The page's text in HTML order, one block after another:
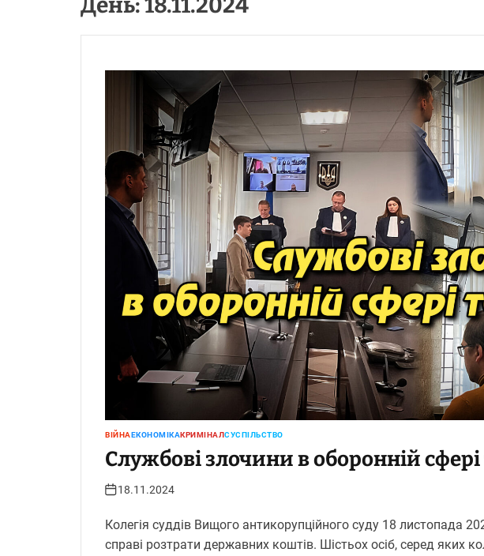
незаконному
збагаченні.
кордон.
ВІЙНАЕКОНОМІКАКРИМІНАЛСУСПІЛЬСТВО
Службові злочини в оборонній сфері
18.11.2024
Колегія суддів Вищого антикорупційного суду 18 листопада
справі розтрати державних коштів. Шістьох осіб, серед яких